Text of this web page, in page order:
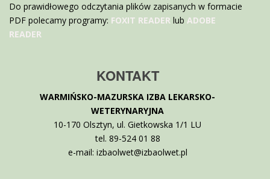
Do prawidłowego odczytania plików zapisanych w formacie
PDF polecamy programy: FOXIT READER lub ADOBE
READER
KONTAKT
WARMIŃSKO-MAZURSKA IZBA LEKARSKO-
WETERYNARYJNA
10-170 Olsztyn, ul. Gietkowska 1/1 LU
tel. 89-524 01 88
e-mail: izbaolwet@izbaolwet.pl